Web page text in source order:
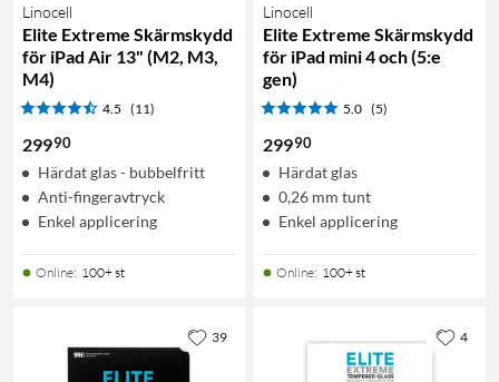
Linocell
Elite Extreme Skärmskydd
för iPad Air 13" (M2, M3,
M4)
4.5 (11)
29990
Härdat glas - bubbelfritt
Anti-fingeravtryck
Enkel applicering
Online: 100+ st
Linocell
Elite Extreme Skärmskydd
för iPad mini 4 och (5:e
gen)
5.0 (5)
29990
Härdat glas
0,26 mm tunt
Enkel applicering
Online: 100+ st
39 4